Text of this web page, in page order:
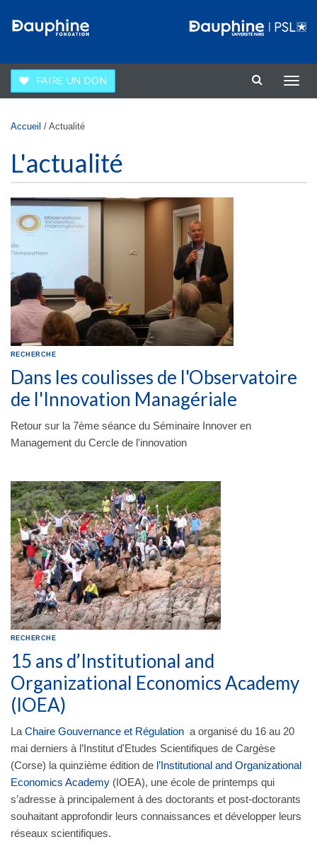
FAIRE UN DON
la
Vous êtes ici
Accueil / Actualité
L'actualité
RECHERCHE
Dans les coulisses de l'Observatoire
de l'Innovation Managériale
Retour sur la 7ème séance du Séminaire Innover en
Management du Cercle de l'innovation
RECHERCHE
15 ans d’Institutional and
Organizational Economics Academy
(IOEA)
La Chaire Gouvernance et Régulation a organisé du 16 au 20
mai derniers à l’Institut d'Etudes Scientifiques de Cargèse
(Corse) la quinzième édition de l’Institutional and Organizational
Economics Academy (IOEA), une école de printemps qui
s’adresse à principalement à des doctorants et post-doctorants
souhaitant approfondir leurs connaissances et développer leurs
réseaux scientifiques.